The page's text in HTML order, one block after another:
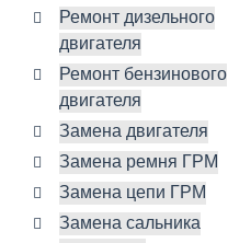
Ремонт дизельного
двигателя
Ремонт бензинового
двигателя
Замена двигателя
Замена ремня ГРМ
Замена цепи ГРМ
Замена сальника